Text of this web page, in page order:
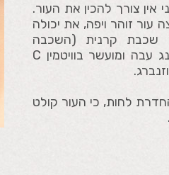
אין צורך להכין את העור.
עור זוהר ויפה, את יכולה
שכבת קרנית (השכבה
העליונה של האפידרמיס), הפילינג עבה ומועשר בוויטמין C
לחות, כי העור קולט